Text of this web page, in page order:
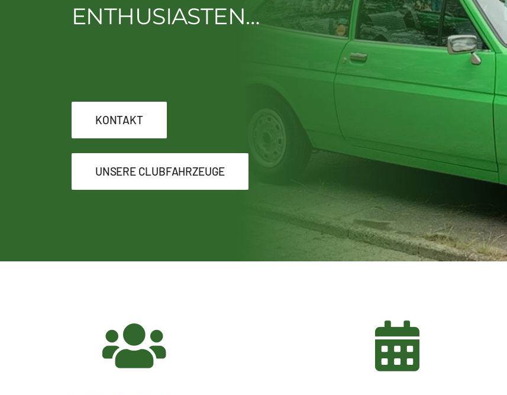
ENTHUSIASTEN…
KONTAKT
UNSERE CLUBFAHRZEUGE